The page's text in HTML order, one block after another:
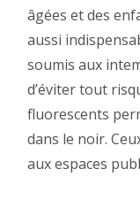
âgées et des
aussi
soumis aux
d’éviter tout
fluorescents
dans le noir.
aux espaces